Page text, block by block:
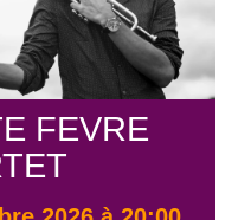
FEVRE